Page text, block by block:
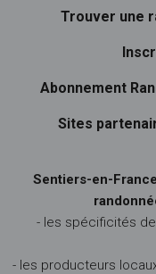
Trouver une
Abonnement
Sites
Sentiers-en-
- les spécificités
- les producteurs